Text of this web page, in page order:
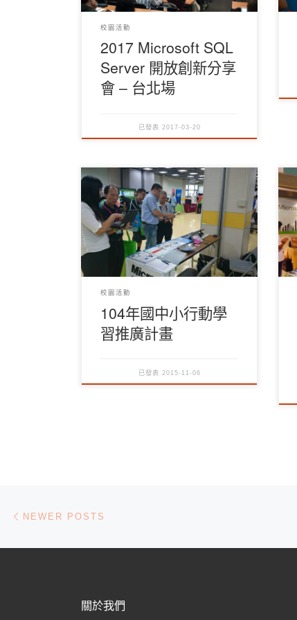
校園活動
2017 Microsoft SQL
Server 開放創新分享
會 – 台北場
已發表 2017-03-20
校園活動
104年國中小行動學
習推廣計畫
已發表 2015-11-06
Posts navigation
NEWER POSTS
關於我們